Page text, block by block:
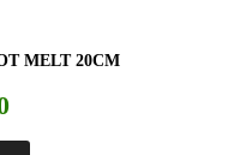
MELT 20CM